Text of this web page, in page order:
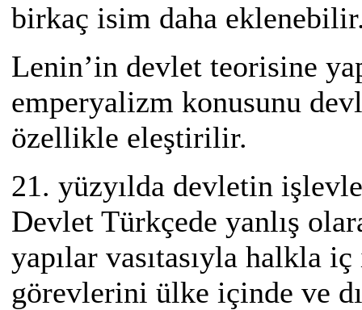
birkaç isim daha
Lenin’in devlet teorisine
emperyalizm konusunu
özellikle eleştirilir.
21. yüzyılda devletin
Devlet Türkçede yanlış
yapılar vasıtasıyla halkla
görevlerini ülke içinde ve